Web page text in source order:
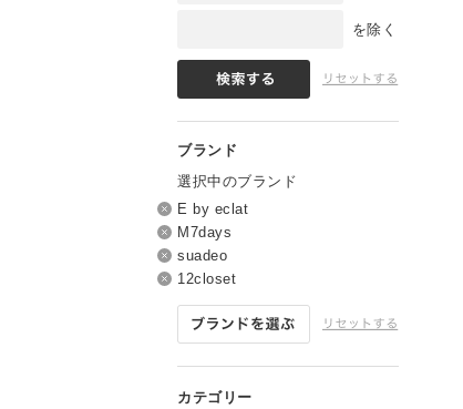
を除く
選択中のブランド
E by eclat
M7days
suadeo
12closet